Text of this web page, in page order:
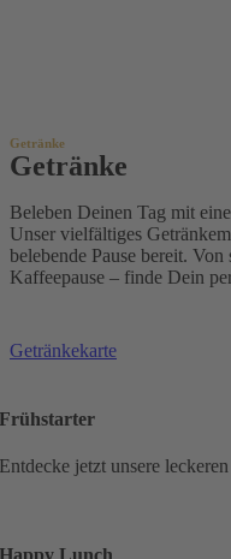
Getränke
Getränke
Beleben Deinen Tag mit
Unser vielfältiges
belebende Pause bereit.
Kaffeepause – finde Dein
Getränkekarte
Frühstarter
Entdecke jetzt unsere
Happy Lunch